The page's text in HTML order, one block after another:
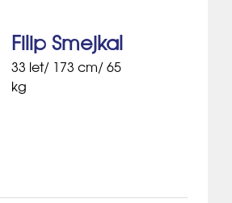
Filip Smejkal
33 let/ 173 cm/ 65
kg